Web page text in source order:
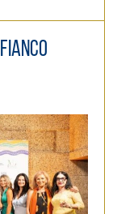
fianco